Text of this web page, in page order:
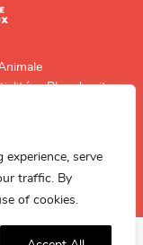
serve
traffic. By
of cookies.
Plan du site